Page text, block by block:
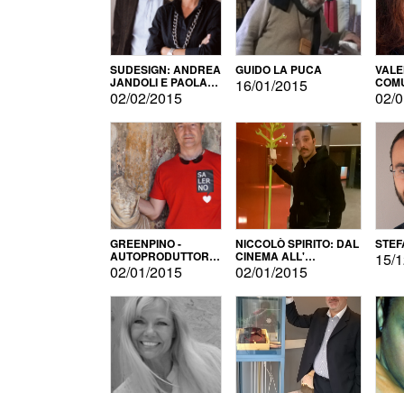
SUDESIGN: ANDREA
JANDOLI E PAOLA
PISAPIA
02/02/2015
GUIDO LA PUCA
16/01/2015
02/
GREENPINO -
AUTOPRODUTTORE
PER AMORE
02/01/2015
NICCOLÒ SPIRITO: DAL
CINEMA ALL'
AUTOPRODUZIONE
02/01/2015
15/